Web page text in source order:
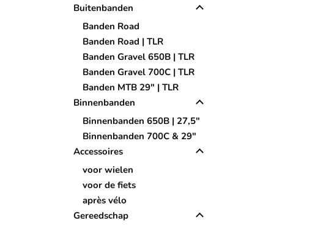
Buitenbanden
Banden Road
Banden Road | TLR
Banden Gravel 650B | TLR
Banden Gravel 700C | TLR
Banden MTB 29" | TLR
Binnenbanden
Binnenbanden 650B | 27,5"
Binnenbanden 700C & 29"
Accessoires
voor wielen
voor de fiets
après vélo
Gereedschap